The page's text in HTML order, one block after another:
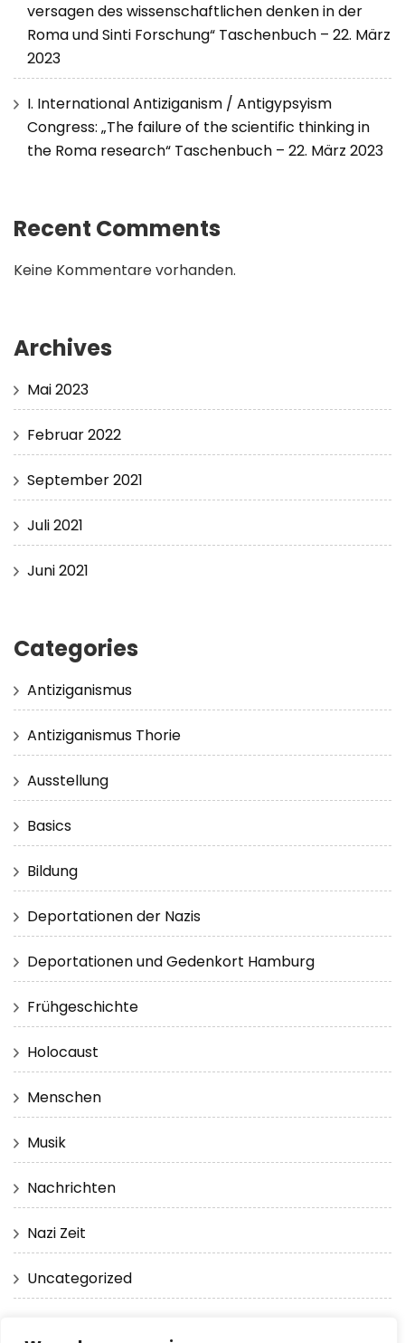
versagen des wissenschaftlichen denken in der
Roma und Sinti Forschung“ Taschenbuch – 22. März
2023
I. International Antiziganism / Antigypsyism
Congress: „The failure of the scientific thinking in
the Roma research“ Taschenbuch – 22. März 2023
Recent Comments
Keine Kommentare vorhanden.
Archives
Mai 2023
Februar 2022
September 2021
Juli 2021
Juni 2021
Categories
Antiziganismus
Antiziganismus Thorie
Ausstellung
Basics
Bildung
Deportationen der Nazis
Deportationen und Gedenkort Hamburg
Frühgeschichte
Holocaust
Menschen
Musik
Nachrichten
Nazi Zeit
Uncategorized